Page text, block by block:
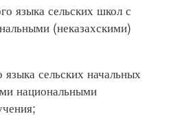
языка сельских школ с
(неказахскими)
сельских начальных
национальными